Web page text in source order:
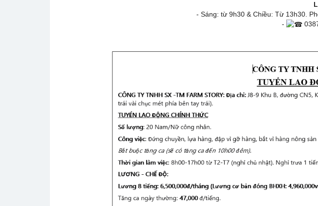
- Sáng: từ 9h30 & Chiều: Từ 13h30.
-